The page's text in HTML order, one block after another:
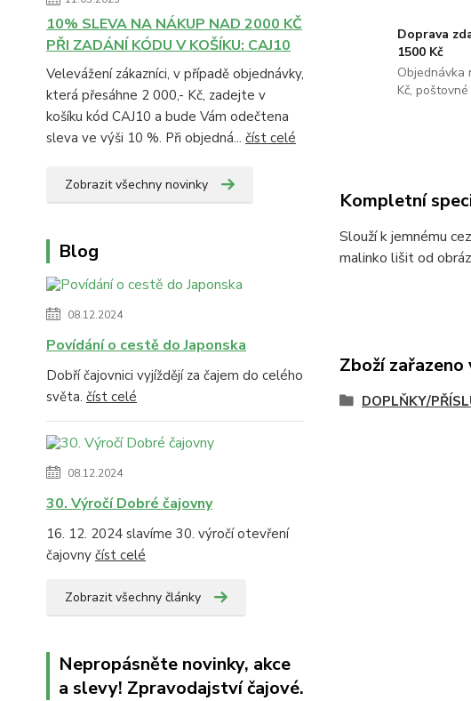
10% SLEVA NA NÁKUP NAD 2000 KČ
PŘI ZADÁNÍ KÓDU V KOŠÍKU: CAJ10
Velevážení zákazníci, v případě objednávky,
která přesáhne 2 000,- Kč, zadejte v
košíku kód CAJ10 a bude Vám odečtena
sleva ve výši 10 %. Při objedná... číst celé
Zobrazit všechny novinky
Blog
08.12.2024
Povídání o cestě do Japonska
Dobří čajovnici vyjíždějí za čajem do celého
světa. číst celé
08.12.2024
30. Výročí Dobré čajovny
16. 12. 2024 slavíme 30. výročí otevření
čajovny číst celé
Zobrazit všechny články
Nepropásněte novinky, akce
a slevy! Zpravodajství čajové.
Doprava
1500 Kč
Objednávka
Kč,
Kompletní
Slouží k jemnému
malinko lišit od
Zboží
DOPLŇKY/